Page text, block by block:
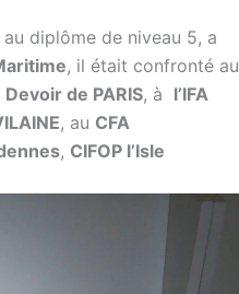
diplôme de niveau 5, a
, il était confronté au
de PARIS, à l’IFA
, au CFA
, CIFOP l’Isle